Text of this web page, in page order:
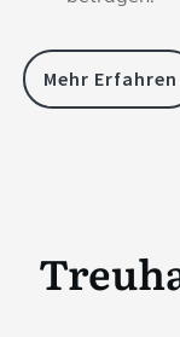
Mehr Erfahren